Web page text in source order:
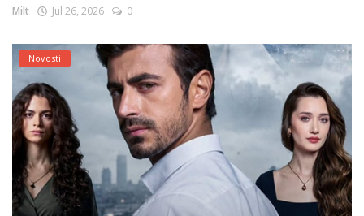
Milt Jul 26, 2026 0
Novosti